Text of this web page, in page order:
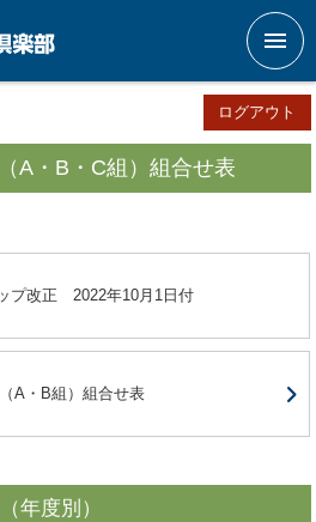
メニ
ログアウト
A・B・C組）組合せ表
プ改正 2022年10月1日付
A・B組）組合せ表
年度別）